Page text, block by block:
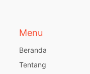
Menu
Beranda
Tentang